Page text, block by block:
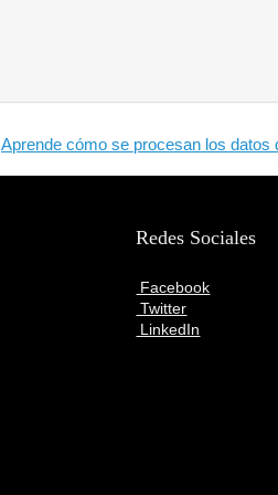
Aprende cómo se procesan los datos
Redes Sociales
Facebook
Twitter
LinkedIn